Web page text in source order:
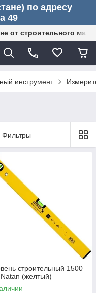
по адресу
49
от строительного
инструмент
Фильтры
строительный 1500
(желтый)